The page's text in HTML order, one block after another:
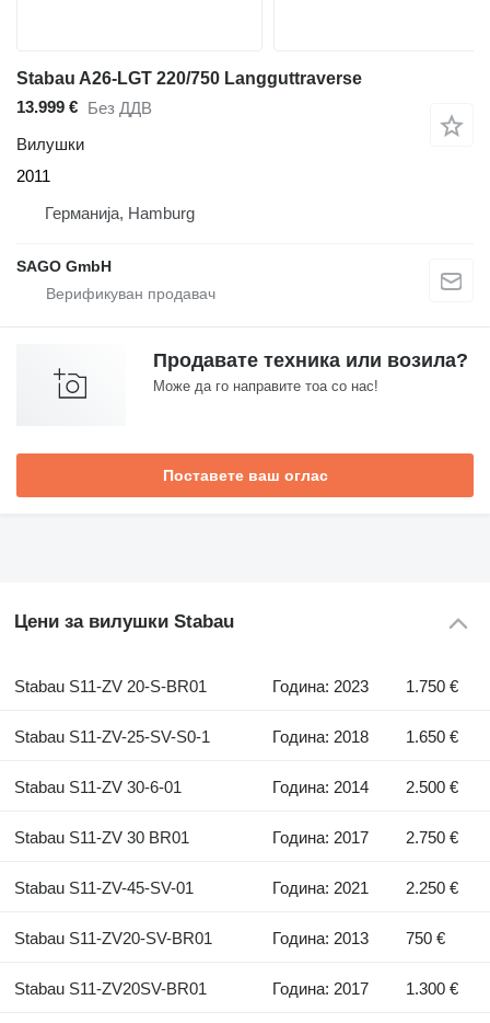
Stabau A26-LGT 220/750 Langguttraverse
13.999 € Без ДДВ
Вилушки
2011
Германија, Hamburg
SAGO GmbH
Продавате техника или возила?
Може да го направите тоа со нас!
Поставете ваш оглас
Цени за вилушки Stabau
Stabau S11-ZV 20-S-BR01 Година: 2023 1.750 €
Stabau S11-ZV-25-SV-S0-1 Година: 2018 1.650 €
Stabau S11-ZV 30-6-01 Година: 2014 2.500 €
Stabau S11-ZV 30 BR01 Година: 2017 2.750 €
Stabau S11-ZV-45-SV-01 Година: 2021 2.250 €
Stabau S11-ZV20-SV-BR01 Година: 2013 750 €
Stabau S11-ZV20SV-BR01 Година: 2017 1.300 €